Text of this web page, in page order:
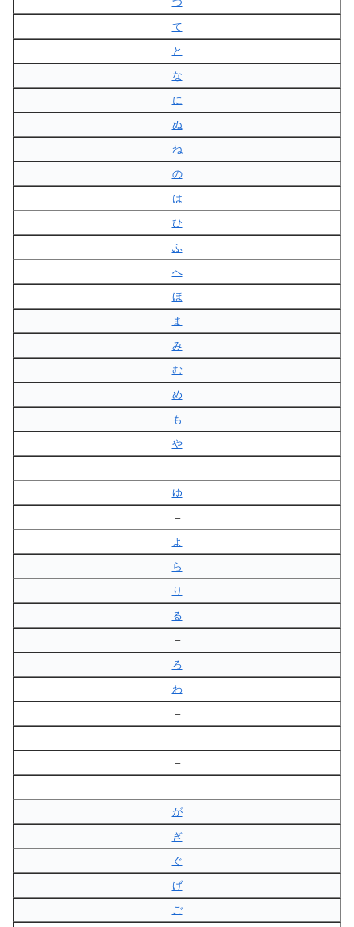
て
と
な
に
ぬ
ね
の
は
ひ
ふ
へ
ほ
ま
み
む
め
も
や
–
ゆ
–
よ
ら
り
る
–
ろ
わ
–
–
–
–
が
ぎ
ぐ
げ
ご